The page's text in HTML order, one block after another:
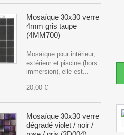
Mosaïque 30x30 verre
4mm gris taupe
(4MM700)
Mosaïque pour intérieur,
extérieur et piscine (hors
immersion), elle est...
20,00 €
Mosaïque 30x30 verre
dégradé violet / noir /